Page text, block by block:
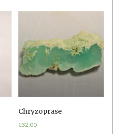
Chryzoprase
€32,00